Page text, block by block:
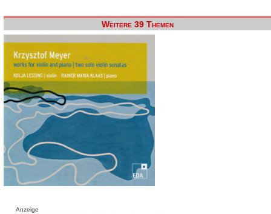
Weitere 39 Themen
Anzeige